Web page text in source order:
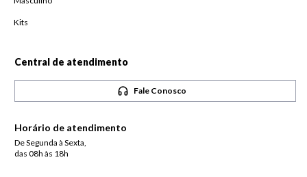
Kits
Central de atendimento
Fale Conosco
Horário de atendimento
De Segunda à Sexta,
das 08h às 18h